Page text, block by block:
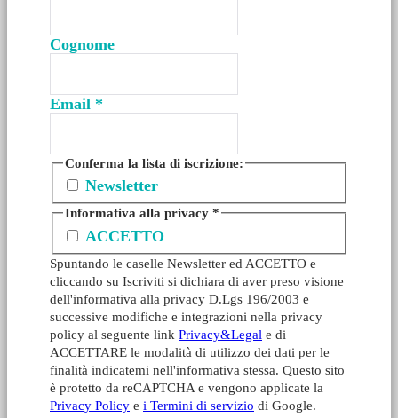
Cognome
Email *
Conferma la lista di iscrizione:
Newsletter
Informativa alla privacy*
ACCETTO
Spuntando le caselle Newsletter ed ACCETTO e
cliccando su Iscriviti si dichiara di aver preso visione
dell'informativa alla privacy D.Lgs 196/2003 e
successive modifiche e integrazioni nella privacy
policy al seguente link Privacy&Legal e di
ACCETTARE le modalità di utilizzo dei dati per le
finalità indicatemi nell'informativa stessa. Questo sito
è protetto da reCAPTCHA e vengono applicate la
Privacy Policy e i Termini di servizio di Google.